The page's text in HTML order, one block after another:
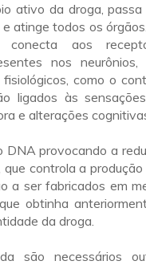
ativo da droga, passa
atinge todos os
aos
nos neurônios,
como o
ligados às
e alterações
DNA provocando a
controla a
a ser fabricados em
obtinha
da droga.
são necessários